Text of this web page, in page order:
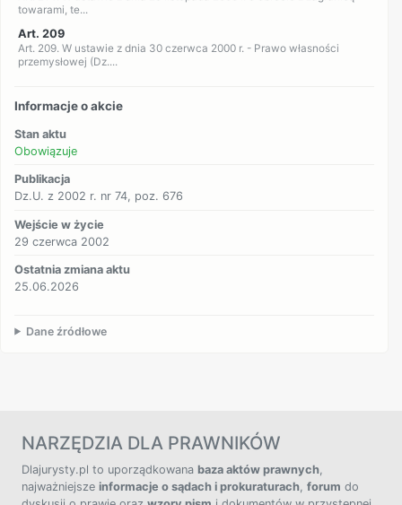
towarami, te...
Art. 209
Art. 209. W ustawie z dnia 30 czerwca 2000 r. - Prawo własności
przemysłowej (Dz....
Informacje o akcie
Stan aktu
Obowiązuje
Publikacja
Dz.U. z 2002 r. nr 74, poz. 676
Wejście w życie
29 czerwca 2002
Ostatnia zmiana aktu
25.06.2026
Dane źródłowe
NARZĘDZIA DLA PRAWNIKÓW
Dlajurysty.pl to uporządkowana baza aktów prawnych,
najważniejsze informacje o sądach i prokuraturach, forum do